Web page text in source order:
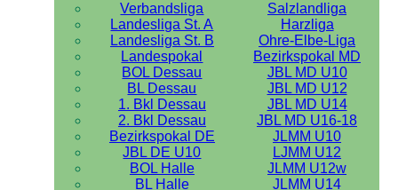
Verbandsliga
Salzlandliga
Landesliga St. A
Harzliga
Landesliga St. B
Ohre-Elbe-Liga
Landespokal
Bezirkspokal MD
BOL Dessau
JBL MD U10
BL Dessau
JBL MD U12
1. Bkl Dessau
JBL MD U14
2. Bkl Dessau
JBL MD U16-18
Bezirkspokal DE
JLMM U10
JBL DE U10
LJMM U12
BOL Halle
JLMM U12w
BL Halle
JLMM U14